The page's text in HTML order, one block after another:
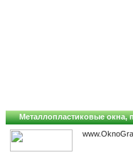
Металлопластиковые окна,